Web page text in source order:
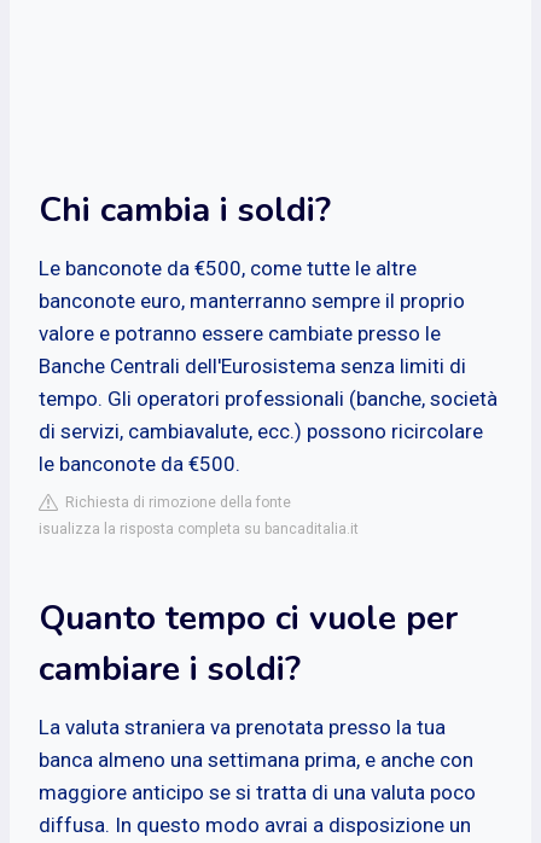
Chi cambia i soldi?
Le banconote da €500, come tutte le altre
banconote euro, manterranno sempre il proprio
valore e potranno essere cambiate presso le
Banche Centrali dell'Eurosistema senza limiti di
tempo. Gli operatori professionali (banche, società
di servizi, cambiavalute, ecc.) possono ricircolare
le banconote da €500.
Richiesta di rimozione della fonte
isualizza la risposta completa su bancaditalia.it
Quanto tempo ci vuole per
cambiare i soldi?
La valuta straniera va prenotata presso la tua
banca almeno una settimana prima, e anche con
maggiore anticipo se si tratta di una valuta poco
diffusa. In questo modo avrai a disposizione un